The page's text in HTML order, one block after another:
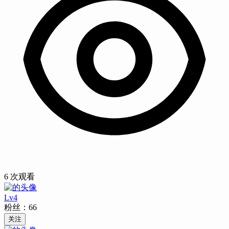
6 次观看
Lv4
粉丝： 66
关注